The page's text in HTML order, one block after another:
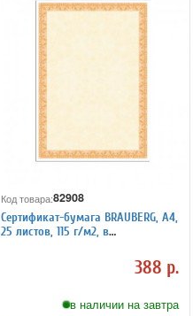
Код товара:82908
Сертификат-бумага BRAUBERG, А4,
25 листов, 115 г/м2, в
388 р.
в наличии на завтра